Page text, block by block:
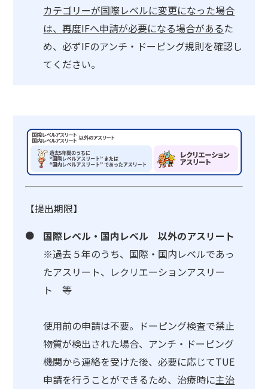
カテゴリーが国際レベルに変更になった場合
は、再度IFへ申請が必要になる場合があるた
め、必ずIFのアンチ・ドーピング規則を確認し
てください。
【提出期限】
国際レベル・国内レベル 以外のアスリート
※過去５年のうち、国際・国内レベルであっ
たアスリート、レクリエーションアスリー
ト 等
使用前の申請は不要。ドーピング検査で禁止
物質が検出された場合、アンチ・ドーピング
機関から連絡を受けた後、必要に応じてTUE
申請を行うことができるため、治療時に主治